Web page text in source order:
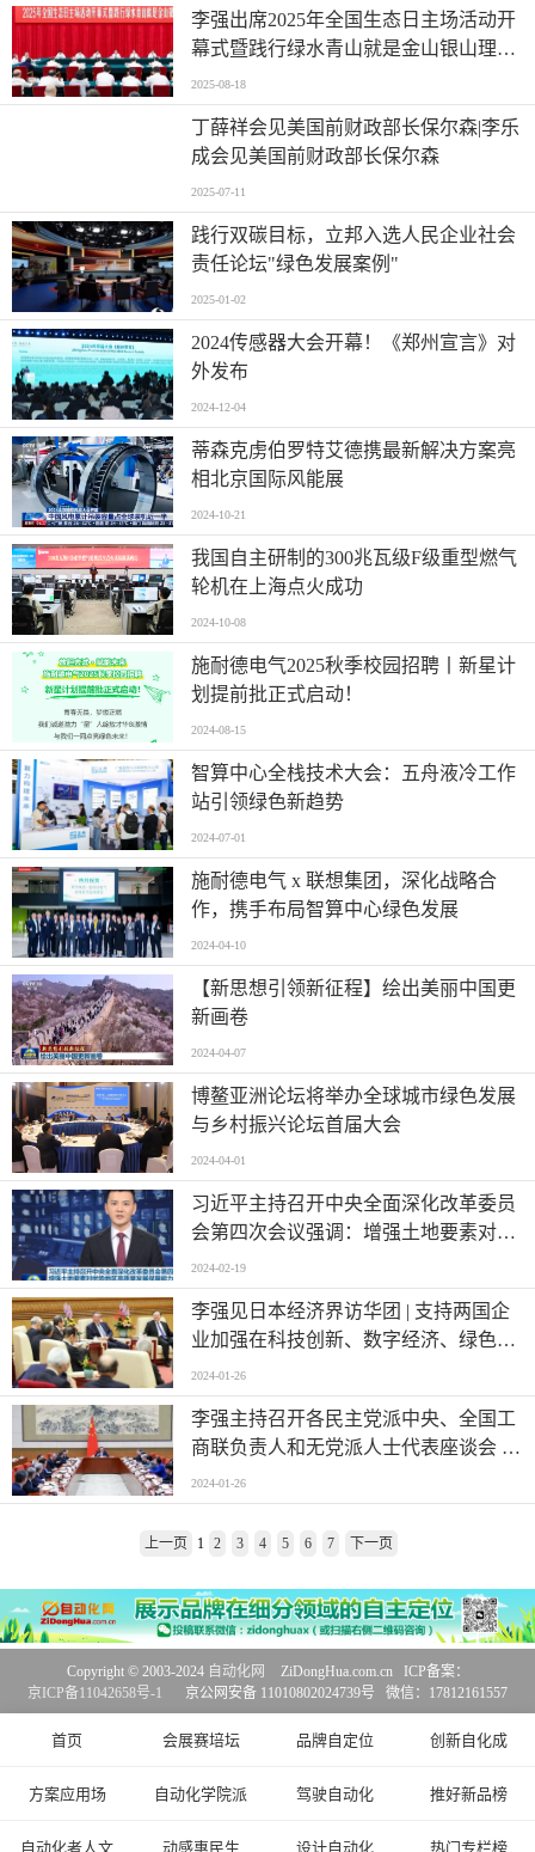
李强出席2025年全国生态日主场活动开
幕式暨践行绿水青山就是金山银山理念
座谈会
2025-08-18
丁薛祥会见美国前财政部长保尔森|李乐
成会见美国前财政部长保尔森
2025-07-11
践行双碳目标，立邦入选人民企业社会
责任论坛"绿色发展案例"
2025-01-02
2024传感器大会开幕！《郑州宣言》对
外发布
2024-12-04
蒂森克虏伯罗特艾德携最新解决方案亮
相北京国际风能展
2024-10-21
我国自主研制的300兆瓦级F级重型燃气
轮机在上海点火成功
2024-10-08
施耐德电气2025秋季校园招聘丨新星计
划提前批正式启动！
2024-08-15
智算中心全栈技术大会：五舟液冷工作
站引领绿色新趋势
2024-07-01
施耐德电气 x 联想集团，深化战略合
作，携手布局智算中心绿色发展
2024-04-10
【新思想引领新征程】绘出美丽中国更
新画卷
2024-04-07
博鳌亚洲论坛将举办全球城市绿色发展
与乡村振兴论坛首届大会
2024-04-01
习近平主持召开中央全面深化改革委员
会第四次会议强调：增强土地要素对优
势地区高质量发展保障能力 进一步提升
基层应急管理能力
2024-02-19
李强见日本经济界访华团 | 支持两国企
业加强在科技创新、数字经济、绿色发
展、医疗养老等领域合作
2024-01-26
李强主持召开各民主党派中央、全国工
商联负责人和无党派人士代表座谈会 听
取对政府工作报告的意见建议
2024-01-26
上一页 1 2 3 4 5 6 7 下一页
首页 会展赛培坛 品牌自定位 创新自化成
方案应用场 自动化学院派 驾驶自动化 推好新品榜
自动化者人文 动感惠民生 设计自动化 热门专栏榜
Copyright © 2003-2024 自动化网
ZiDongHua.com.cn ICP备案：
京ICP备11042658号-1
京公网安备 11010802024739号 微信：17812161557